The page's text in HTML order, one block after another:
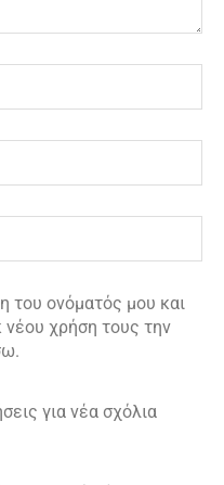
του ονόματός μου και
χρήση τους την
για νέα σχόλια